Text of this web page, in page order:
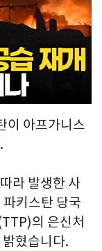
이 아프가니스
라 발생한 사
키스탄 당국
의 은신처
혔습니다.